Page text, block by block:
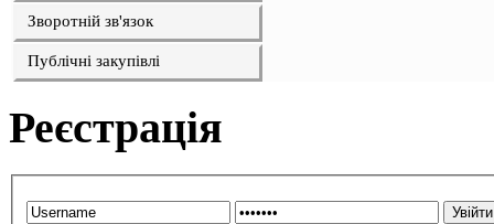
Зворотній зв'язок
Публічні закупівлі
Реєстрація